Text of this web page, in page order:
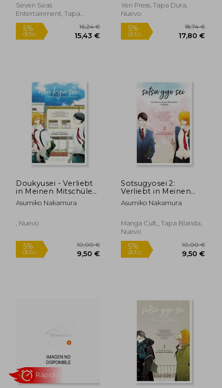
Seven Seas
Entertainment, Tapa
Blanda, Nuevo
Yen Press, Tapa Dura,
Nuevo
Doukyusei - Verliebt
in Meinen Mitschüler
(en Alemán)
Asumiko Nakamura
, Nuevo
Sotsugyosei 2:
Verliebt in Meinen
Mitschüler (en
Alemán)
Asumiko Nakamura
Manga Cult,, Tapa Blanda,
Nuevo